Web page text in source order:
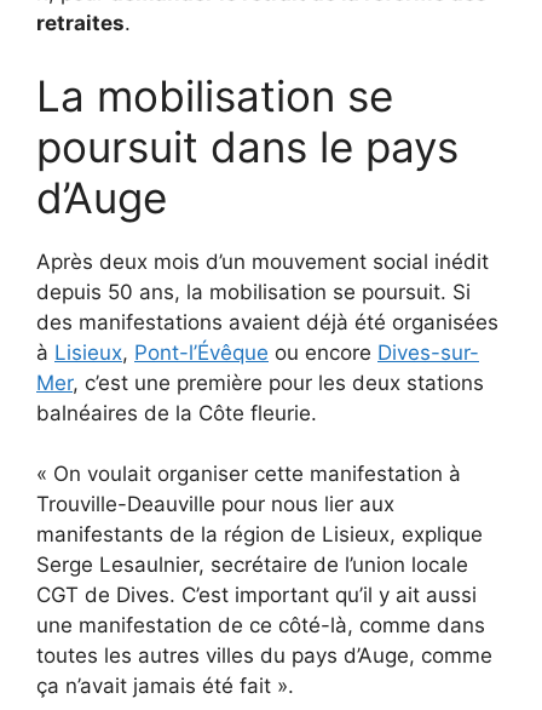
retraites.
La mobilisation se
poursuit dans le pays
d’Auge
Après deux mois d’un mouvement social inédit
depuis 50 ans, la mobilisation se poursuit. Si
des manifestations avaient déjà été organisées
à Lisieux, Pont-l’Évêque ou encore Dives-sur-
Mer, c’est une première pour les deux stations
balnéaires de la Côte fleurie.
« On voulait organiser cette manifestation à
Trouville-Deauville pour nous lier aux
manifestants de la région de Lisieux, explique
Serge Lesaulnier, secrétaire de l’union locale
CGT de Dives. C’est important qu’il y ait aussi
une manifestation de ce côté-là, comme dans
toutes les autres villes du pays d’Auge, comme
ça n’avait jamais été fait ».